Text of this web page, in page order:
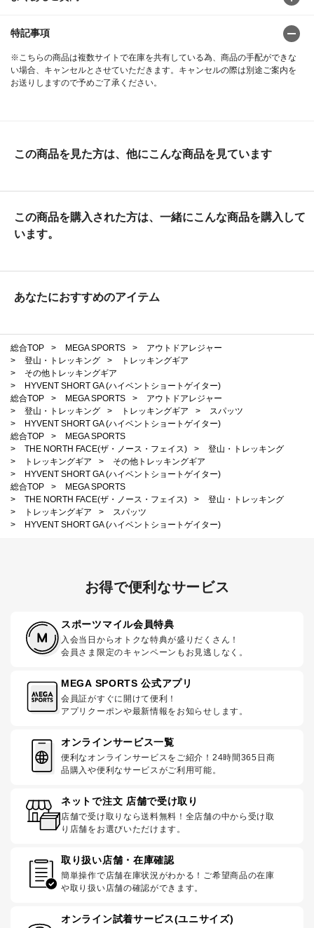
特記事項
※こちらの商品は複数サイトで在庫を共有している為、商品の手配ができな
い場合、キャンセルとさせていただきます。キャンセルの際は別途ご案内を
お送りしますので予めご了承ください。
この商品を見た方は、他にこんな商品を見ています
この商品を購入された方は、一緒にこんな商品を購入して
います。
あなたにおすすめのアイテム
総合TOP > MEGA SPORTS >
アウトドアレジャー
>
登山・トレッキング >
トレッキングギア
>
その他トレッキングギア
>
HYVENT SHORT GA (ハイベントショートゲイター)
総合TOP
> MEGA SPORTS >
アウトドアレジャー
>
登山・トレッキング > トレッキングギア >
スパッツ
>
HYVENT SHORT GA (ハイベントショートゲイター)
総合TOP
>
MEGA SPORTS
>
THE NORTH FACE(ザ・ノース・フェイス) >
登山・トレッキング
>
トレッキングギア >
その他トレッキングギア
>
HYVENT SHORT GA (ハイベントショートゲイター)
総合TOP
>
MEGA SPORTS
>
THE NORTH FACE(ザ・ノース・フェイス) >
登山・トレッキング
>
トレッキングギア >
スパッツ
>
HYVENT SHORT GA (ハイベントショートゲイター)
お得で便利なサービス
スポーツマイル会員特典
入会当日からオトクな特典が盛りだくさん！
会員さま限定のキャンペーンもお見逃しなく。
MEGA SPORTS 公式アプリ
会員証がすぐに開けて便利！
アプリクーポンや最新情報をお知らせします。
オンラインサービス一覧
便利なオンラインサービスをご紹介！24時間365日商
品購入や便利なサービスがご利用可能。
ネットで注文 店舗で受け取り
店舗で受け取りなら送料無料！全店舗の中から受け取
り店舗をお選びいただけます。
取り扱い店舗・在庫確認
簡単操作で店舗在庫状況がわかる！ご希望商品の在庫
や取り扱い店舗の確認ができます。
オンライン試着サービス(ユニサイズ)